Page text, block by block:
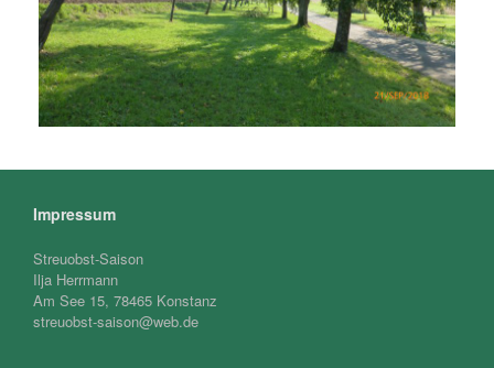
Impressum
Streuobst-Saison
Ilja Herrmann
Am See 15, 78465 Konstanz
streuobst-saison@web.de